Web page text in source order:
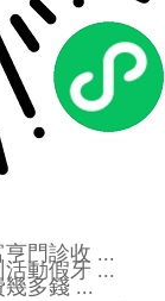
門診收 ...
動假牙 ...
多錢 ...